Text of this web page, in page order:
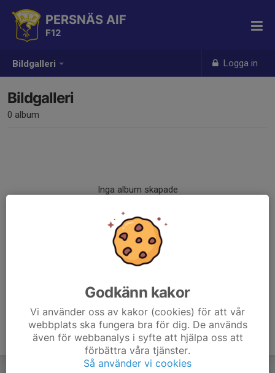
Bildgalleri Logga in
PERSNÄS AIF
F12
Bildgalleri
0 album
Inga album skapade
Godkänn kakor
Vi använder oss av kakor (cookies) för att vår
webbplats ska fungera bra för dig. De används
även för webbanalys i syfte att hjälpa oss att
förbättra våra tjänster.
Så använder vi cookies